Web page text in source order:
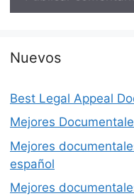
Nuevos
Best Legal Appeal
Mejores
Mejores
español
Mejores